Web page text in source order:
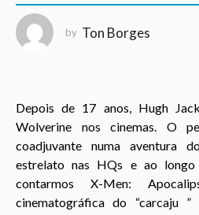
1
a
n
g
o
by Ton Borges
Depois de 17 anos, Hugh
Wolverine nos cinemas. O
coadjuvante numa aventura
estrelato nas HQs e ao
contarmos X-Men:
cinematográfica do “carcaju